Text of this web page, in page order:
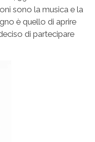
sono la musica e la
è quello di aprire
di partecipare